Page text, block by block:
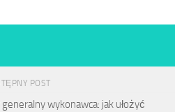
POST
wykonawca: jak ułożyć